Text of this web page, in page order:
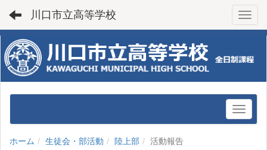
川口市立高等学校
ホーム 生徒会・部活動 陸上部 活動報告